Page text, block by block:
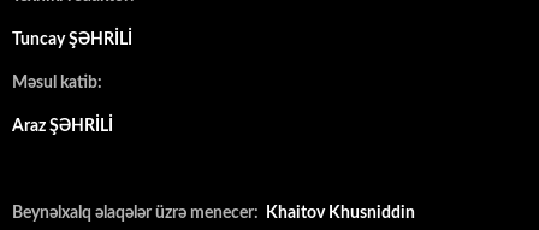
Tuncay ŞƏHRİLİ
Məsul katib:
Araz ŞƏHRİLİ
Beynəlxalq əlaqələr üzrə menecer: Khaitov Khusniddin